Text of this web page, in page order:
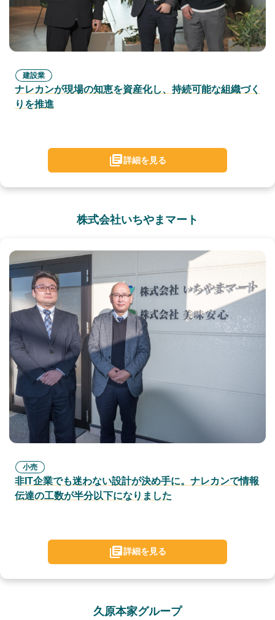
建設業
ナレカンが現場の知恵を資産化し、持続可能な組織づく
りを推進
詳細を見る
株式会社いちやまマート
小売
非IT企業でも迷わない設計が決め手に。ナレカンで情報
伝達の工数が半分以下になりました
詳細を見る
久原本家グループ